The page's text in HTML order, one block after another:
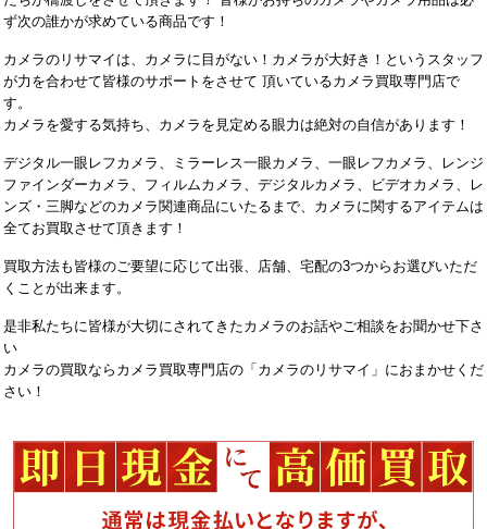
ず次の誰かが求めている商品です！
カメラのリサマイは、カメラに目がない！カメラが大好き！というスタッフ
が力を合わせて皆様のサポートをさせて 頂いているカメラ買取専門店で
す。
カメラを愛する気持ち、カメラを見定める眼力は絶対の自信があります！
デジタル一眼レフカメラ、ミラーレス一眼カメラ、一眼レフカメラ、レンジ
ファインダーカメラ、フィルムカメラ、デジタルカメラ、ビデオカメラ、レ
ンズ・三脚などのカメラ関連商品にいたるまで、カメラに関するアイテムは
全てお買取させて頂きます！
買取方法も皆様のご要望に応じて出張、店舗、宅配の3つからお選びいただ
くことが出来ます。
是非私たちに皆様が大切にされてきたカメラのお話やご相談をお聞かせ下さ
い
カメラの買取ならカメラ買取専門店の「カメラのリサマイ」におまかせくだ
さい！